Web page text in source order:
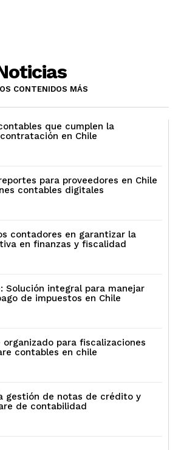
CONTENIDOS MÁS
que cumplen la
en Chile
para proveedores en Chile
contables digitales
contadores en garantizar la
en finanzas y fiscalidad
Solución integral para manejar
de impuestos en Chile
para fiscalizaciones
contables en chile
gestión de notas de crédito y
de contabilidad